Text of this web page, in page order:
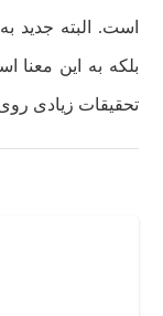
است. البته جدید
بلکه به این
تحقیقات زیادی